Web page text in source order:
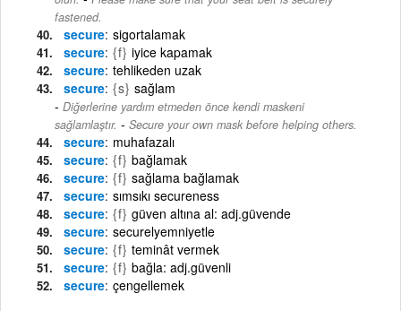
fastened.
secure sigortalamak
secure {f} iyice kapamak
secure tehlikeden uzak
secure {s} sağlam
Diğerlerine yardım etmeden önce kendi maskeni
sağlamlaştır. - Secure your own mask before helping others.
secure muhafazalı
secure {f} bağlamak
secure {f} sağlama bağlamak
secure sımsıkı secureness
secure {f} güven altına al: adj.güvende
secure securelyemniyetle
secure {f} teminât vermek
secure {f} bağla: adj.güvenli
secure çengellemek